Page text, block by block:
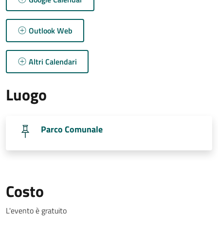
Outlook Web
Altri Calendari
Luogo
Parco Comunale
Costo
L'evento è gratuito